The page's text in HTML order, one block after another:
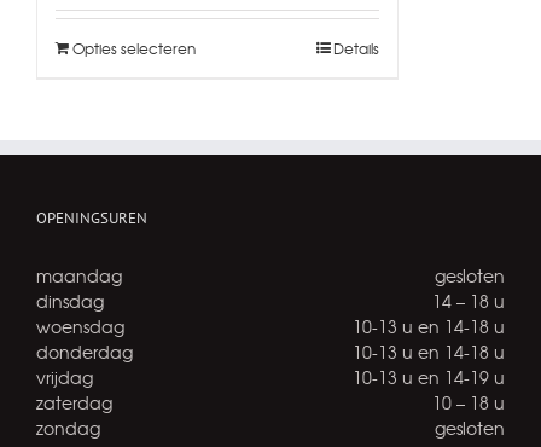
Opties selecteren Details
OPENINGSUREN
maandag
gesloten
dinsdag
14 – 18 u
woensdag
10-13 u en 14-18 u
donderdag
10-13 u en 14-18 u
vrijdag
10-13 u en 14-19 u
zaterdag
10 – 18 u
zondag
gesloten